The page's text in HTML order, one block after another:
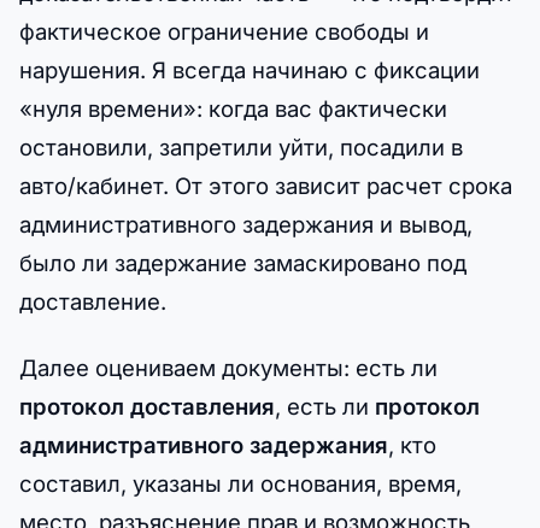
фактическое ограничение свободы и
нарушения. Я всегда начинаю с фиксации
«нуля времени»: когда вас фактически
остановили, запретили уйти, посадили в
авто/кабинет. От этого зависит расчет срока
административного задержания и вывод,
было ли задержание замаскировано под
доставление.
Далее оцениваем документы: есть ли
протокол доставления, есть ли протокол
административного задержания, кто
составил, указаны ли основания, время,
место, разъяснение прав и возможность